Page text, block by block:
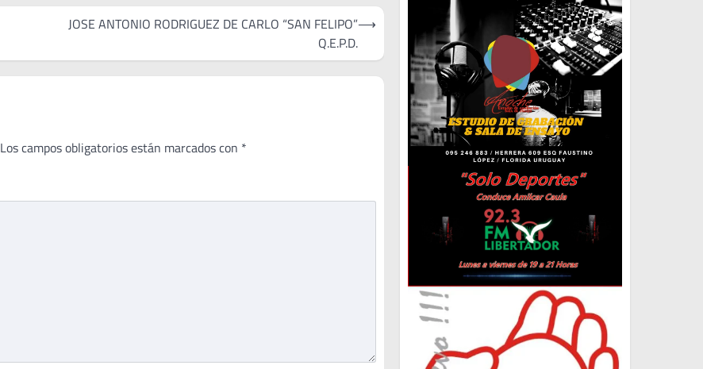
JOSE ANTONIO RODRIGUEZ DE CARLO “SAN FELIPO”
Q.E.P.D.
⟶
Los campos obligatorios están marcados con *